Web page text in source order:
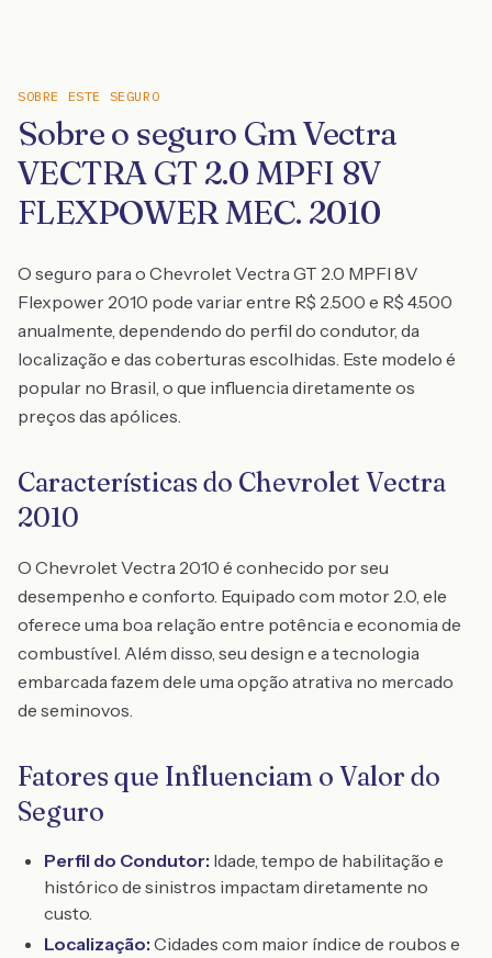
SOBRE ESTE SEGURO
Sobre o seguro Gm Vectra
VECTRA GT 2.0 MPFI 8V
FLEXPOWER MEC. 2010
O seguro para o Chevrolet Vectra GT 2.0 MPFI 8V
Flexpower 2010 pode variar entre R$ 2.500 e R$ 4.500
anualmente, dependendo do perfil do condutor, da
localização e das coberturas escolhidas. Este modelo é
popular no Brasil, o que influencia diretamente os
preços das apólices.
Características do Chevrolet Vectra
2010
O Chevrolet Vectra 2010 é conhecido por seu
desempenho e conforto. Equipado com motor 2.0, ele
oferece uma boa relação entre potência e economia de
combustível. Além disso, seu design e a tecnologia
embarcada fazem dele uma opção atrativa no mercado
de seminovos.
Fatores que Influenciam o Valor do
Seguro
Perfil do Condutor: Idade, tempo de habilitação e
histórico de sinistros impactam diretamente no
custo.
Localização: Cidades com maior índice de roubos e